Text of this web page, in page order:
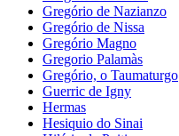
Gregório de Nazianzo
Gregório de Nissa
Gregório Magno
Gregorio Palamàs
Gregório, o Taumaturgo
Guerric de Igny
Hermas
Hesiquio do Sinai